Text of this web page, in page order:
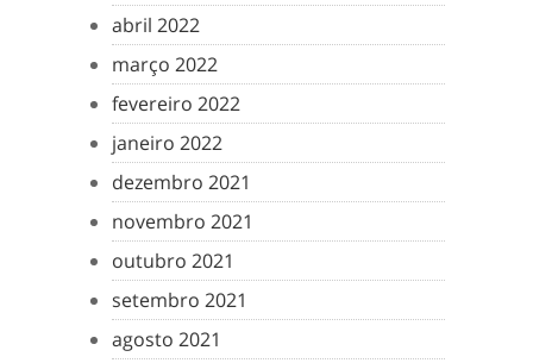
abril 2022
março 2022
fevereiro 2022
janeiro 2022
dezembro 2021
novembro 2021
outubro 2021
setembro 2021
agosto 2021